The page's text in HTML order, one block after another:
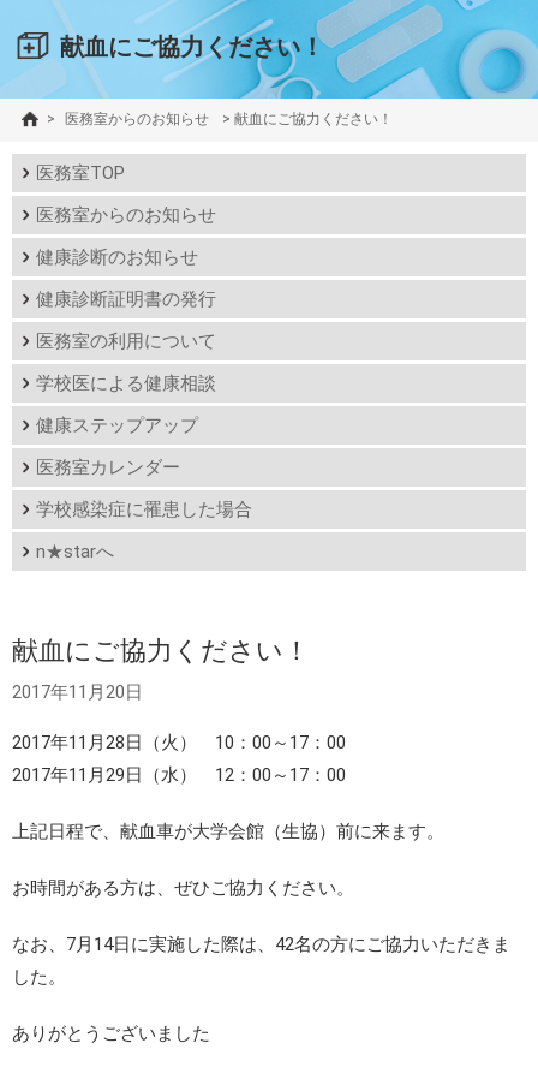
献血にご協力ください！
> 医務室からのお知らせ > 献血にご協力ください！
医務室TOP
医務室からのお知らせ
健康診断のお知らせ
健康診断証明書の発行
医務室の利用について
学校医による健康相談
健康ステップアップ
医務室カレンダー
学校感染症に罹患した場合
n★starへ
献血にご協力ください！
2017年11月20日
2017年11月28日（火） 10：00～17：00
2017年11月29日（水） 12：00～17：00
上記日程で、献血車が大学会館（生協）前に来ます。
お時間がある方は、ぜひご協力ください。
なお、7月14日に実施した際は、42名の方にご協力いただきま
した。
ありがとうございました